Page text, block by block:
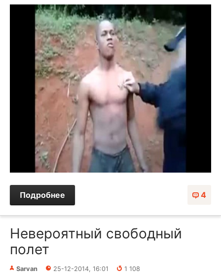
4
Подробнее
Невероятный свободный
полет
Sarvan 25-12-2014, 16:01
1 108